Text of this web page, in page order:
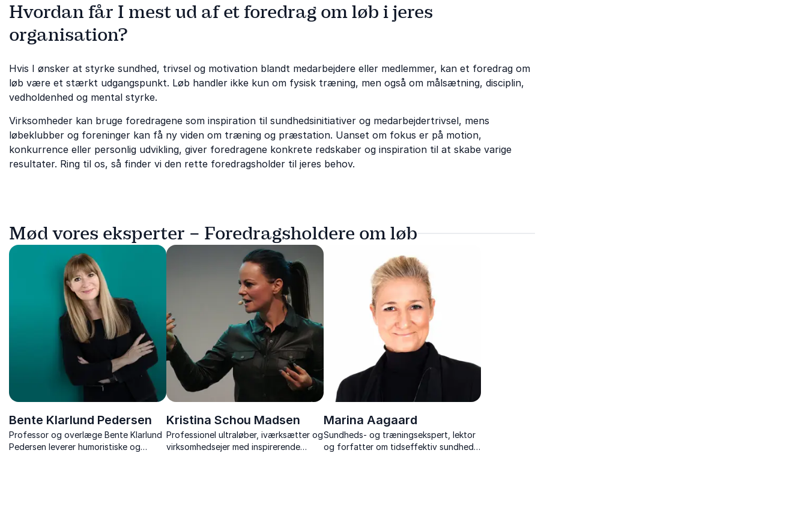
Hvordan får I mest ud af et foredrag om løb i jeres
organisation?
Hvis I ønsker at styrke sundhed, trivsel og motivation blandt medarbejdere eller medlemmer, kan et foredrag om
løb være et stærkt udgangspunkt. Løb handler ikke kun om fysisk træning, men også om målsætning, disciplin,
vedholdenhed og mental styrke.
Virksomheder kan bruge foredragene som inspiration til sundhedsinitiativer og medarbejdertrivsel, mens
løbeklubber og foreninger kan få ny viden om træning og præstation. Uanset om fokus er på motion,
konkurrence eller personlig udvikling, giver foredragene konkrete redskaber og inspiration til at skabe varige
resultater. Ring til os, så finder vi den rette foredragsholder til jeres behov.
Mød vores eksperter – Foredragsholdere om løb
Bente Klarlund Pedersen
Professor og overlæge Bente Klarlund
Pedersen leverer humoristiske og
Kristina Schou Madsen
Professionel ultraløber, iværksætter og
virksomhedsejer med inspirerende
Marina Aagaard
Sundheds- og træningsekspert, lektor
og forfatter om tidseffektiv sundhed